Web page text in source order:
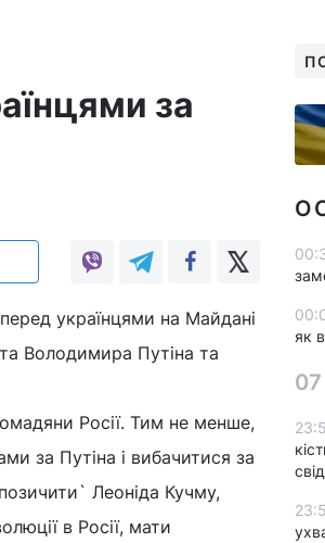
за
українцями на Майдані
Володимира Путіна та
Росії. Тим не менше,
за Путіна і вибачитися за
Леоніда Кучму,
в Росії, мати
як